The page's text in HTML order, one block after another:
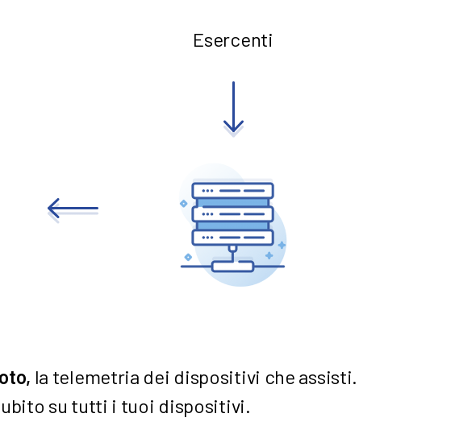
Esercenti
la telemetria dei dispositivi che assisti.
su tutti i tuoi dispositivi.